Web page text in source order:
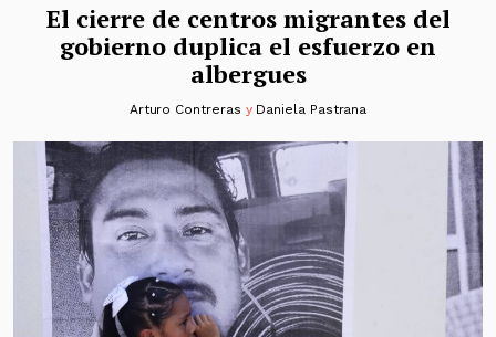
El cierre de centros migrantes del
gobierno duplica el esfuerzo en
albergues
Arturo Contreras y Daniela Pastrana